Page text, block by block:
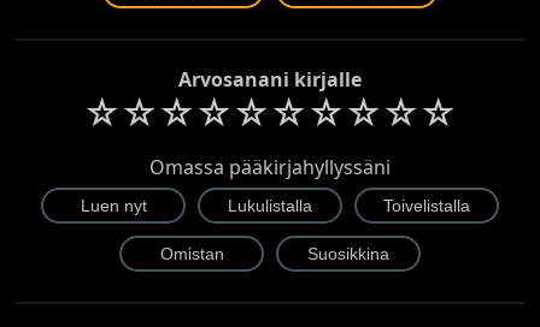
Arvosanani kirjalle
☆☆☆☆☆☆☆☆☆☆
Omassa pääkirjahyllyssäni